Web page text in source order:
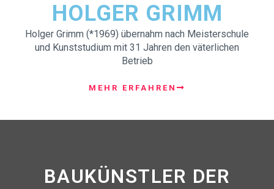
HOLGER GRIMM
Holger Grimm (*1969) übernahm nach Meisterschule
und Kunststudium mit 31 Jahren den väterlichen
Betrieb
MEHR ERFAHREN
BAUKÜNSTLER DER